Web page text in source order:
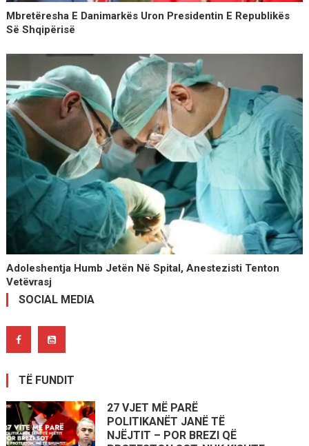
Mbretëresha E Danimarkës Uron Presidentin E Republikës
Së Shqipërisë
Adoleshentja Humb Jetën Në Spital, Anestezisti Tenton
Vetëvrasj
SOCIAL MEDIA
TË FUNDIT
27 VJET MË PARË
POLITIKANËT JANË TË
NJËJTIT – POR BREZI QË